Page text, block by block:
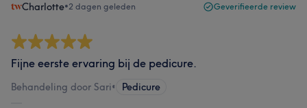
Charlotte•2 dagen geleden Geverifieerde review
Fijne eerste ervaring bij de pedicure.
Behandeling door Sari• Pedicure